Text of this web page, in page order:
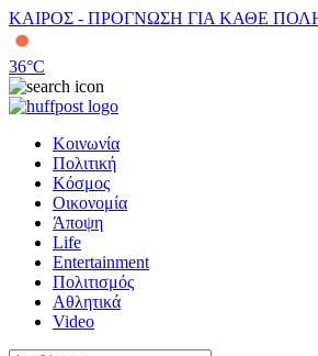
ΚΑΙΡΟΣ - ΠΡΟΓΝΩΣΗ ΓΙΑ ΚΑΘΕ
36°C
Κοινωνία
Πολιτική
Κόσμος
Οικονομία
Άποψη
Life
Entertainment
Πολιτισμός
Αθλητικά
Video